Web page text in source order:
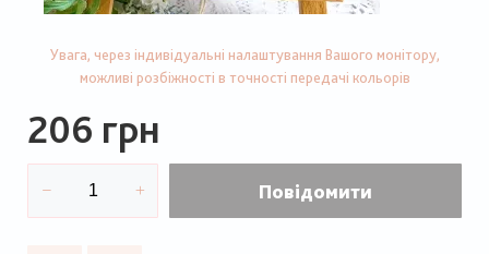
Увага, через індивідуальні налаштування Вашого монітору,
можливі розбіжності в точності передачі кольорів
206 грн
Повідомити